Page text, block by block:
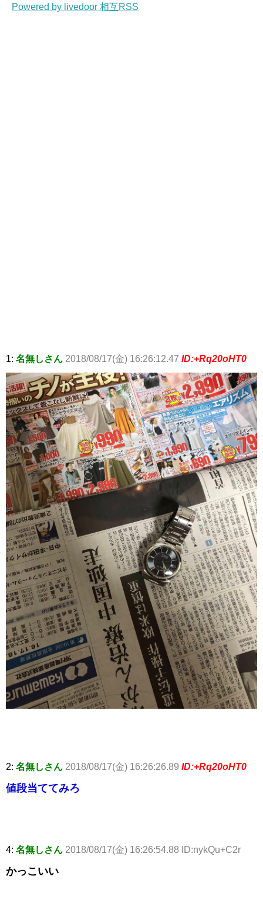
Powered by livedoor 相互RSS
1: 名無しさん 2018/08/17(金) 16:26:12.47 ID:+Rq20oHT0
2: 名無しさん 2018/08/17(金) 16:26:26.89 ID:+Rq20oHT0
値段当ててみろ
4: 名無しさん 2018/08/17(金) 16:26:54.88 ID:nykQu+C2r
かっこいい